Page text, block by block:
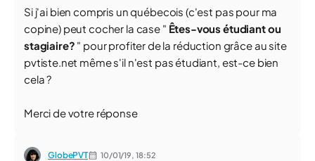
Si j'ai bien compris un québecois (c'est pas pour ma
copine) peut cocher la case " Êtes-vous étudiant ou
stagiaire? " pour profiter de la réduction grâce au site
pvtiste.net même s'il n'est pas étudiant, est-ce bien
cela ?
Merci de votre réponse
GlobePVT 10/01/19, 18:52